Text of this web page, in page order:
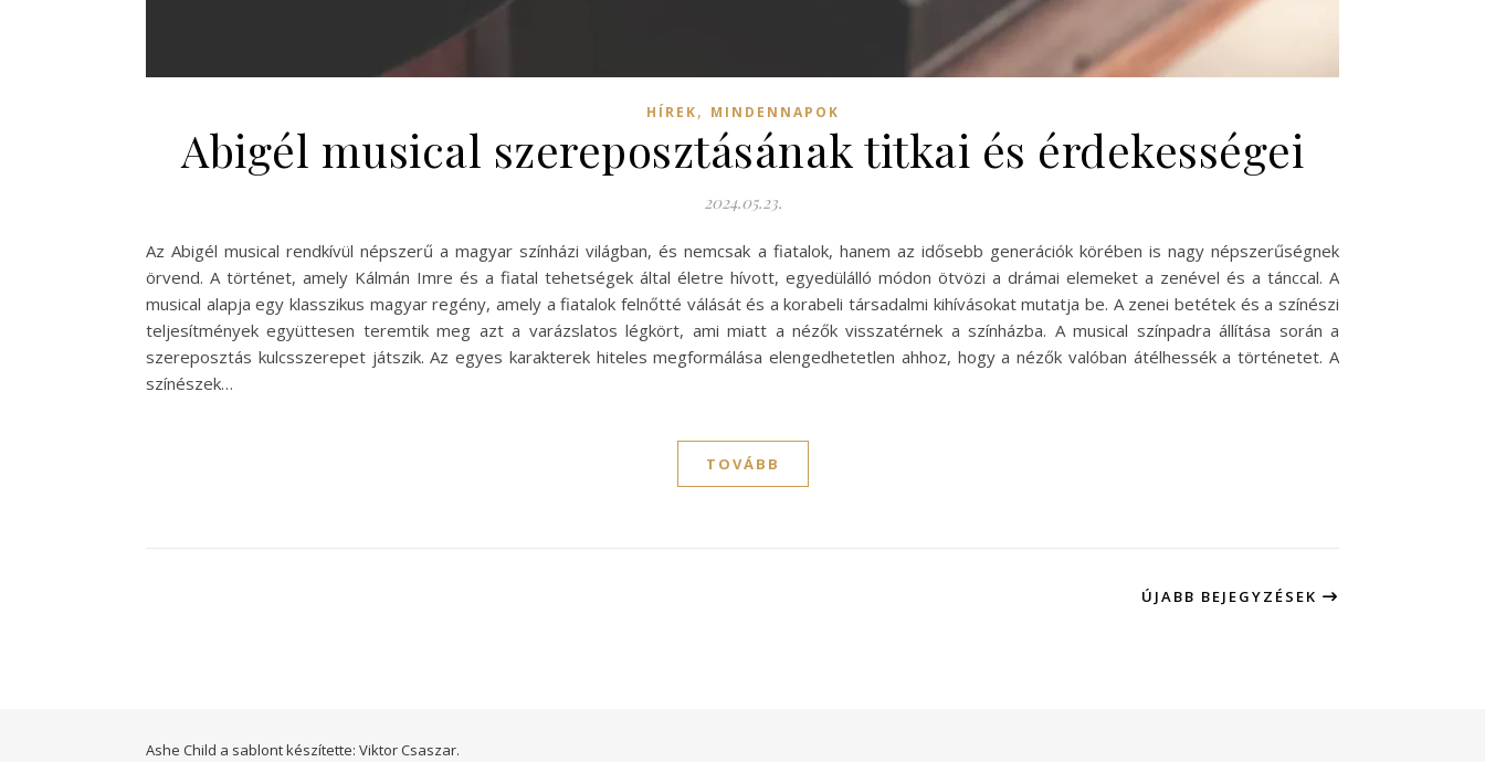
HÍREK, MINDENNAPOK
Abigél musical szereposztásának titkai és érdekességei
2024.05.23.
Az Abigél musical rendkívül népszerű a magyar színházi világban, és nemcsak a fiatalok, hanem az idősebb generációk körében is nagy népszerűségnek
örvend. A történet, amely Kálmán Imre és a fiatal tehetségek által életre hívott, egyedülálló módon ötvözi a drámai elemeket a zenével és a tánccal. A
musical alapja egy klasszikus magyar regény, amely a fiatalok felnőtté válását és a korabeli társadalmi kihívásokat mutatja be. A zenei betétek és a színészi
teljesítmények együttesen teremtik meg azt a varázslatos légkört, ami miatt a nézők visszatérnek a színházba. A musical színpadra állítása során a
szereposztás kulcsszerepet játszik. Az egyes karakterek hiteles megformálása elengedhetetlen ahhoz, hogy a nézők valóban átélhessék a történetet. A
színészek…
TOVÁBB
ÚJABB BEJEGYZÉSEK
Ashe Child a sablont készítette: Viktor Csaszar.